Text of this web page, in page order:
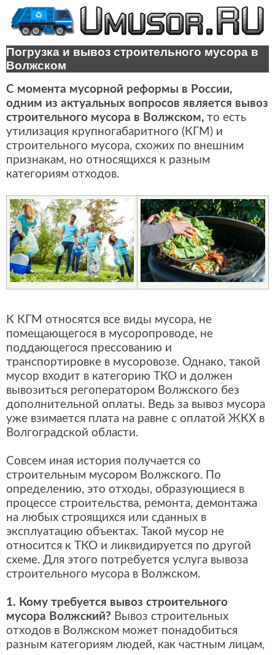
Погрузка и вывоз строительного мусора в
Волжском
С момента мусорной реформы в России,
одним из актуальных вопросов является вывоз
строительного мусора в Волжском, то есть
утилизация крупногабаритного (КГМ) и
строительного мусора, схожих по внешним
признакам, но относящихся к разным
категориям отходов.
К КГМ относятся все виды мусора, не
помещающегося в мусоропроводе, не
поддающегося прессованию и
транспортировке в мусоровозе. Однако, такой
мусор входит в категорию ТКО и должен
вывозиться регоператором Волжского без
дополнительной оплаты. Ведь за вывоз мусора
уже взимается плата на равне с оплатой ЖКХ в
Волгоградской области.
Совсем иная история получается со
строительным мусором Волжского. По
определению, это отходы, образующиеся в
процессе строительства, ремонта, демонтажа
на любых строящихся или сданных в
эксплуатацию объектах. Такой мусор не
относится к ТКО и ликвидируется по другой
схеме. Для этого потребуется услуга вывоза
строительного мусора в Волжском.
1. Кому требуется вывоз строительного
мусора Волжский? Вывоз строительных
отходов в Волжском может понадобиться
разным категориям людей, как частным лицам,